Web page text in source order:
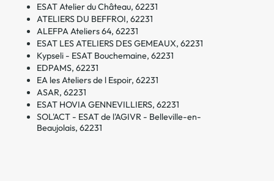
ESAT Atelier du Château, 62231
ATELIERS DU BEFFROI, 62231
ALEFPA Ateliers 64, 62231
ESAT LES ATELIERS DES GEMEAUX, 62231
Kypseli - ESAT Bouchemaine, 62231
EDPAMS, 62231
EA les Ateliers de l Espoir, 62231
ASAR, 62231
ESAT HOVIA GENNEVILLIERS, 62231
SOL'ACT - ESAT de l'AGIVR - Belleville-en-
Beaujolais, 62231